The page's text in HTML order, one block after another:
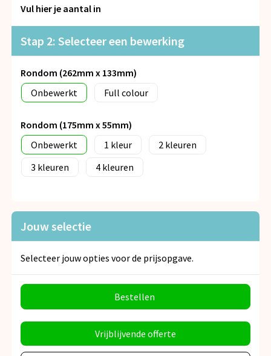
Snoepgoed
Spellen voor binnen en buiten
Veiligheid, Auto en Fiets
Vrije tijd en Strand
Anti-stress
Vul hier je aantal in
Stap 2: Selecteer een bewerking
Rondom (262mm x 133mm)
Onbewerkt
Full colour
Rondom (175mm x 55mm)
Onbewerkt
1
2
3
4
Jouw selectie
Selecteer jouw opties voor de prijsopgave.
Bestellen
Vrijblijvende offerte